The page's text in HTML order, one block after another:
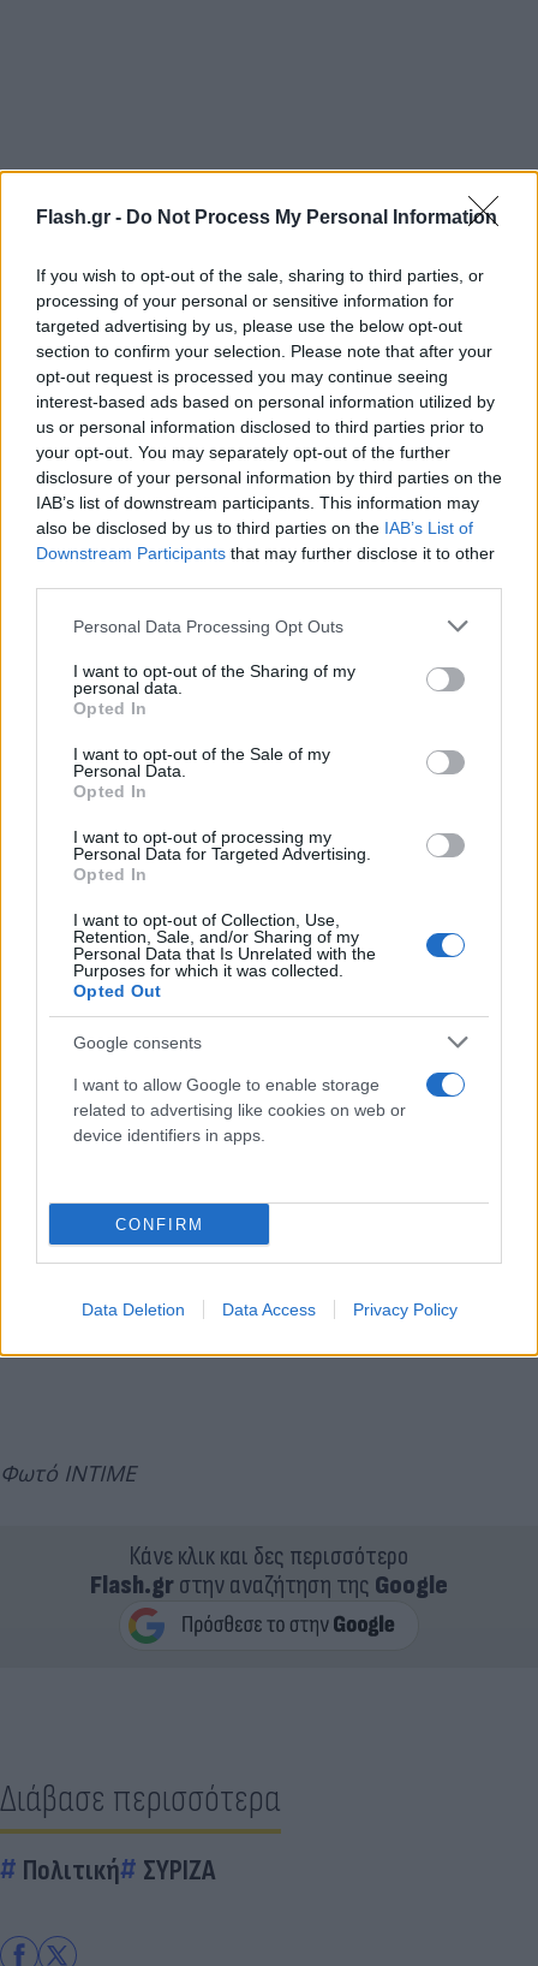
Flash.gr - Do Not Process My Personal Information
If you wish to opt-out of the sale, sharing to third parties, or
processing of your personal or sensitive information for
targeted advertising by us, please use the below opt-out
section to confirm your selection. Please note that after your
opt-out request is processed you may continue seeing
interest-based ads based on personal information utilized by
us or personal information disclosed to third parties prior to
your opt-out. You may separately opt-out of the further
disclosure of your personal information by third parties on the
IAB’s list of downstream participants. This information may
also be disclosed by us to third parties on the IAB’s List of
Downstream Participants that may further disclose it to other
Please note that this website/app uses one or more Google
not limited to your visit or usage behaviour. You may click to
grant or deny consent to Google and its third-party tags to
use your data for below specified purposes in below Google
consent section.
Personal Data Processing Opt Outs
I want to opt-out of the Sharing of my
personal data.
Opted In
I want to opt-out of the Sale of my
Personal Data.
Opted In
I want to opt-out of processing my
Personal Data for Targeted Advertising.
Opted In
I want to opt-out of Collection, Use,
Retention, Sale, and/or Sharing of my
Personal Data that Is Unrelated with the
Purposes for which it was collected.
Opted Out
Google consents
I want to allow Google to enable storage
related to advertising like cookies on web or
device identifiers in apps.
CONFIRM
Data Deletion Data Access Privacy Policy
Το μόνο που αφήνουν πίσω τους είναι την
πανδημία εκτός ελέγχου, με τη χώρα μας να είναι
τρίτη σε θανάτους ανά 100.000 πολίτες στην ΕΕ εδώ
και ένα μήνα, την απαξίωση των επιστημόνων που
ετοιμάζονται να πάρουν σειρά και αυτοί ως
αποδιοπομπαίοι τράγοι, την παταγώδη αποτυχία
στο εμβολιαστικό πρόγραμμα και μια κοινωνία
βαθιά διχασμένη, μήπως και κρυφτούν οι ευθύνες
τους».
Φωτό INTIME
Κάνε κλικ και δες περισσότερο
Flash.grστην αναζήτηση της Google
Διάβασε περισσότερα
Πολιτική ΣΥΡΙΖΑ